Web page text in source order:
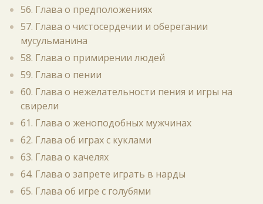
56. Глава о предположениях
57. Глава о чистосердечии и оберегании
мусульманина
58. Глава о примирении людей
59. Глава о пении
60. Глава о нежелательности пения и игры на
свирели
61. Глава о женоподобных мужчинах
62. Глава об играх с куклами
63. Глава о качелях
64. Глава о запрете играть в нарды
65. Глава об игре с голубями